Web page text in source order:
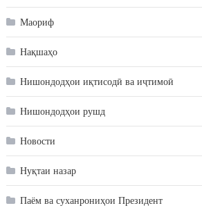
Маориф
Нақшаҳо
Нишондодҳои иқтисодӣ ва иҷтимоӣ
Нишондодҳои рушд
Новости
Нуқтаи назар
Паём ва суханрониҳои Президент